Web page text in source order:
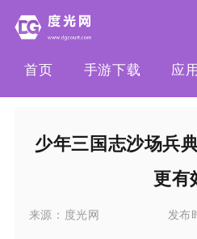
首页 手游下载 应
少年三国志沙场兵
更有
来源： 度光网 发布